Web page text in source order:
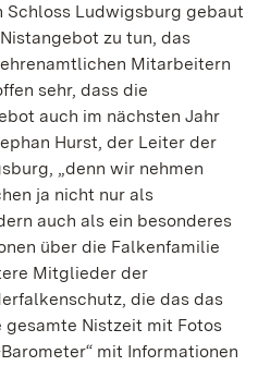
Schloss Ludwigsburg gebaut
zu tun, das
Mitarbeitern
sehr, dass die
auch im nächsten Jahr
Hurst, der Leiter der
„denn wir nehmen
ja nicht nur als
auch als ein besonderes
über die Falkenfamilie
Mitglieder der
die das das
Nistzeit mit Fotos
mit Informationen